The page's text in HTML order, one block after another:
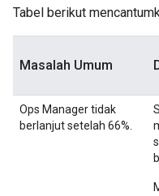
Tabel berikut
Masalah Umum
Ops Manager tidak
berlanjut setelah 66%.